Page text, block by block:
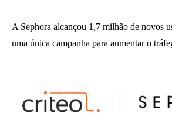
A Sephora alcançou 1,7 milhão de novos
uma única campanha para aumentar o